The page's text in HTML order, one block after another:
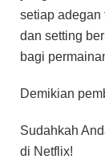
setiap adegan
dan setting
bagi
Demikian
Sudahkah
di Netflix!